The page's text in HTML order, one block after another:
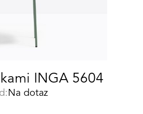
INGA 5604
Na dotaz